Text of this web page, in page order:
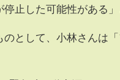
止した可能性がある」
として、小林さんは